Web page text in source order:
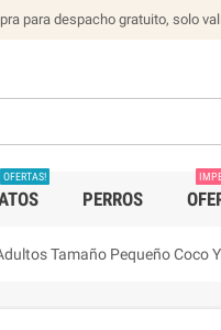
para despacho gratuito, solo
OFERTAS!
PERROS
Tamaño Pequeño Coco